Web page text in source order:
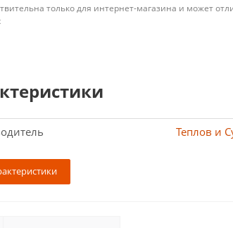
только для интернет-магазина и может
Теплов и